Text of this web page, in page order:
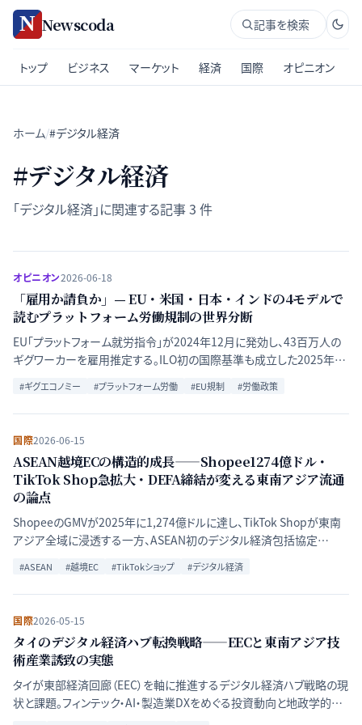
Newscoda 記事を検索
トップ ビジネス マーケット 経済 国際 オピニオン
ホーム/#デジタル経済
#デジタル経済
「デジタル経済」に関連する記事3 件
オピニオン2026-06-18
「雇用か請負か」— EU・米国・日本・インドの4モデルで
読むプラットフォーム労働規制の世界分断
EU「プラットフォーム就労指令」が2024年12月に発効し、43百万人の
ギグワーカーを雇用推定する。ILO初の国際基準も成立した2025年。
米国・日本・インドの規制モデルとの比較から、労働・資本・成長の三角
関係の再定義を読む。
#ギグエコノミー #プラットフォーム労働 #EU規制 #労働政策
国際2026-06-15
ASEAN越境ECの構造的成長——Shopee1274億ドル・
TikTok Shop急拡大・DEFA締結が変える東南アジア流通
の論点
ShopeeのGMVが2025年に1,274億ドルに達し、TikTok Shopが東南
アジア全域に浸透する一方、ASEAN初のデジタル経済包括協定
（DEFA）交渉が最終局面を迎える。多重化するプレーヤーとインフラ課
題を横断的に分析する。
#ASEAN #越境EC #TikTokショップ #デジタル経済
国際2026-05-15
タイのデジタル経済ハブ転換戦略——EECと東南アジア技
術産業誘致の実態
タイが東部経済回廊（EEC）を軸に推進するデジタル経済ハブ戦略の現
状と課題。フィンテック・AI・製造業DXをめぐる投資動向と地政学的文